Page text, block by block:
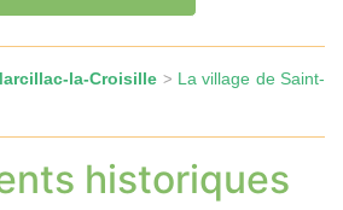
la-Croisille > La village de Saint-
historiques